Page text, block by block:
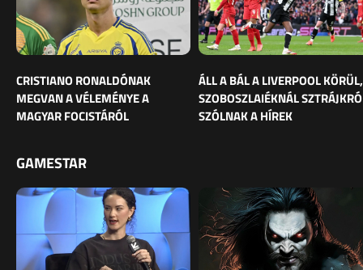
CRISTIANO RONALDÓNAK
MEGVAN A VÉLEMÉNYE A
MAGYAR FOCISTÁRÓL
ÁLL A BÁL A LIVERPOOL KÖRÜL,
SZOBOSZLAIÉKNÁL
SZÓLNAK A HÍREK
GAMESTAR